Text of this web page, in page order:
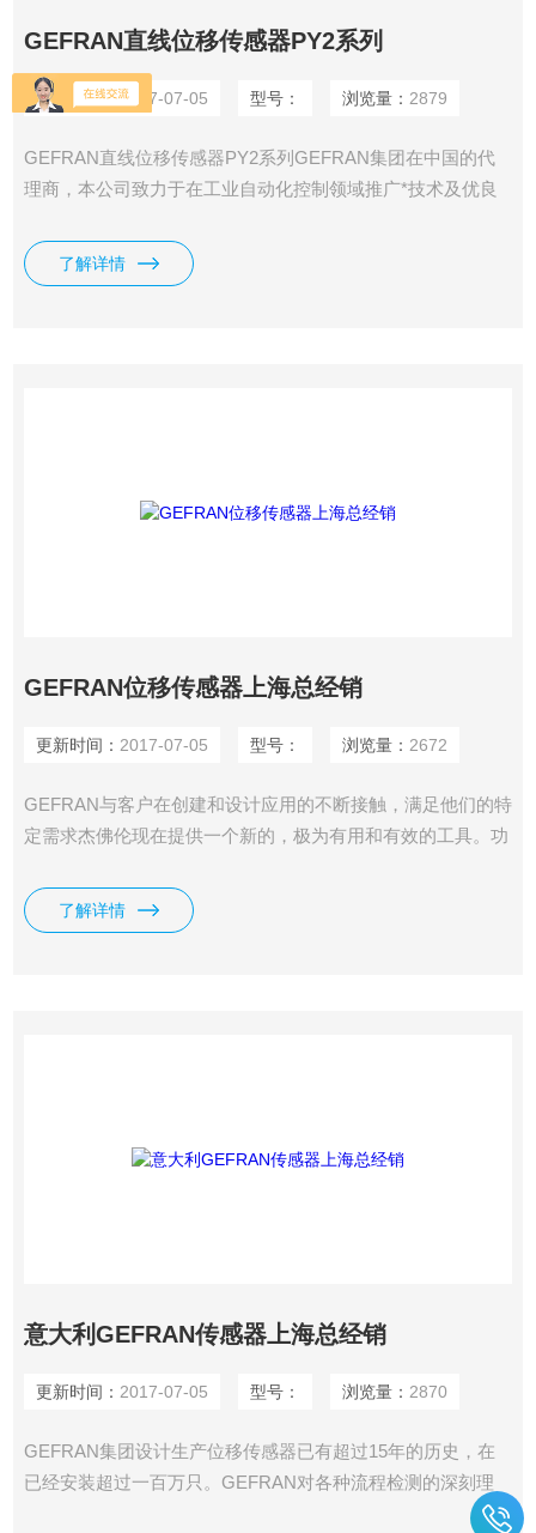
GEFRAN直线位移传感器PY2系列
更新时间：2017-07-05 型号： 浏览量： 2879
GEFRAN直线位移传感器PY2系列GEFRAN集团在中国的代
理商，本公司致力于在工业自动化控制领域推广*技术及优良
益。
了解详情
GEFRAN位移传感器上海总经销
更新时间： 2017-07-05 型号： 浏览量： 2672
GEFRAN与客户在创建和设计应用的不断接触，满足他们的特
定需求杰佛伦现在提供一个新的，极为有用和有效的工具。功
转换成电气信号，并且该信号能够与机械运动成正比。电刷装
配连接到机械激励器，继而使塑料阻轨产生一个电压分配器。
了解详情
意大利GEFRAN传感器上海总经销
更新时间： 2017-07-05 型号： 浏览量： 2870
GEFRAN集团设计生产位移传感器已有超过15年的历史，在
已经安装超过一百万只。GEFRAN对各种流程检测的深刻理
解，保证了其产品具有Z佳性能和高性价比。 意大利GEFRAN